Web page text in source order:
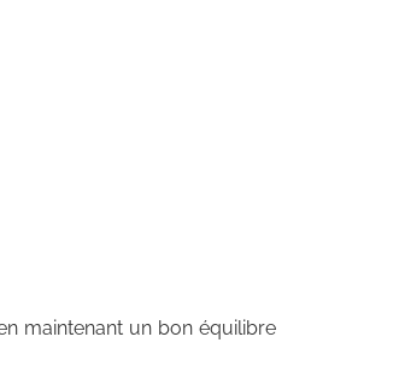
maintenant un bon équilibre